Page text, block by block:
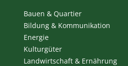
Bauen & Quartier
Bildung & Kommunikation
Energie
Kulturgüter
Landwirtschaft & Ernährung